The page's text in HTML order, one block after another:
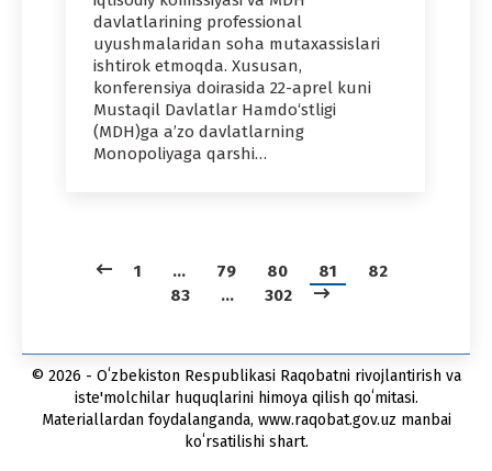
davlatlarining professional
uyushmalaridan soha mutaxassislari
ishtirok etmoqda. Xususan,
konferensiya doirasida 22-aprel kuni
Mustaqil Davlatlar Hamdo‘stligi
(MDH)ga a’zo davlatlarning
Monopoliyaga qarshi…
1 … 79 80 81
82
83
… 302
© 2026 - Oʻzbekiston Respublikasi Raqobatni rivojlantirish va
iste'molchilar huquqlarini himoya qilish qoʻmitasi.
Materiallardan foydalanganda, www.raqobat.gov.uz manbai
koʻrsatilishi shart.